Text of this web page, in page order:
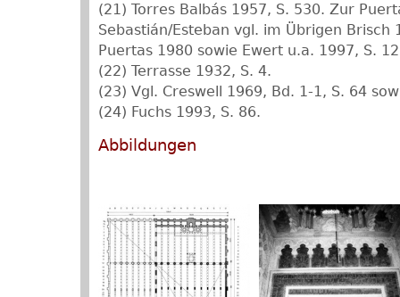
(21) Torres Balbás 1957, S. 530. Zur
Sebastián/Esteban vgl. im Übrigen Brisch
Puertas 1980 sowie Ewert u.a. 1997, S.
(22) Terrasse 1932, S. 4.
(23) Vgl. Creswell 1969, Bd. 1-1, S. 64
(24) Fuchs 1993, S. 86.
Abbildungen